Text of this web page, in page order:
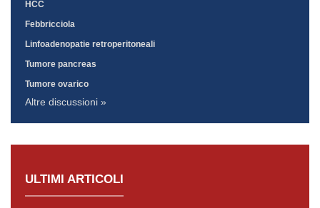
HCC
Febbricciola
Linfoadenopatie retroperitoneali
Tumore pancreas
Tumore ovarico
Altre discussioni »
ULTIMI ARTICOLI